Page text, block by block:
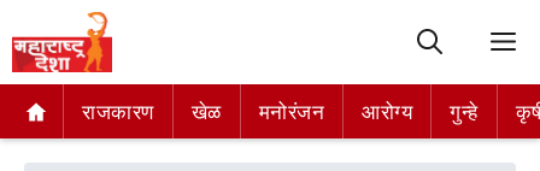
राजकारण खेळ मनोरंजन आरोग्य गुन्हे
राजकारण खेळ मनोरंजन आरोग्य गुन्हे